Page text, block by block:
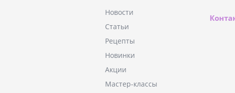
Новости
Статьи
Рецепты
Новинки
Акции
Мастер-классы